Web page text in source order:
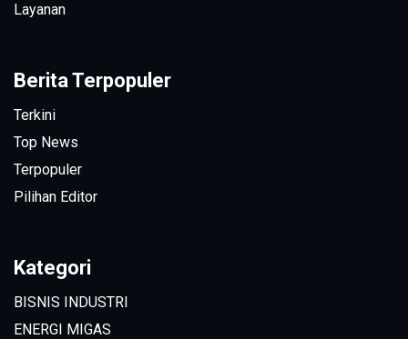
Layanan
Berita Terpopuler
Terkini
Top News
Terpopuler
Pilihan Editor
Kategori
BISNIS INDUSTRI
ENERGI MIGAS